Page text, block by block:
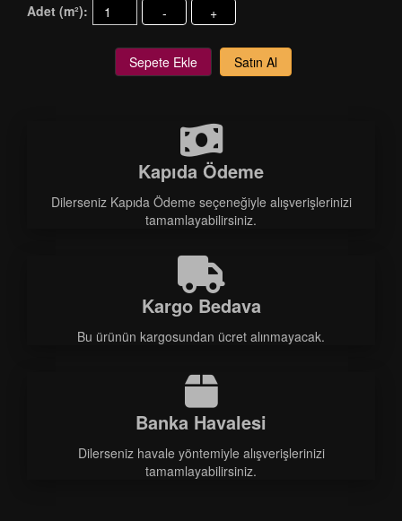
Adet (m²): - +
Sepete Ekle Satın Al
Kapıda Ödeme
Dilerseniz Kapıda Ödeme seçeneğiyle alışverişlerinizi
tamamlayabilirsiniz.
Kargo Bedava
Bu ürünün kargosundan ücret alınmayacak.
Banka Havalesi
Dilerseniz havale yöntemiyle alışverişlerinizi
tamamlayabilirsiniz.